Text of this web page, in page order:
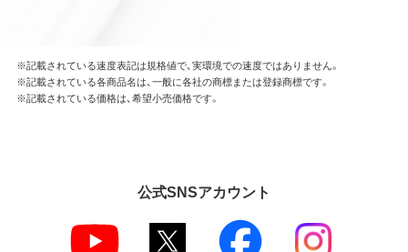
※記載されている速度表記は規格値で、実環境での速度ではありません。
※記載されている各商品名は、一般に各社の商標または登録商標です。
※記載されている価格は、希望小売価格です。
公式SNSアカウント